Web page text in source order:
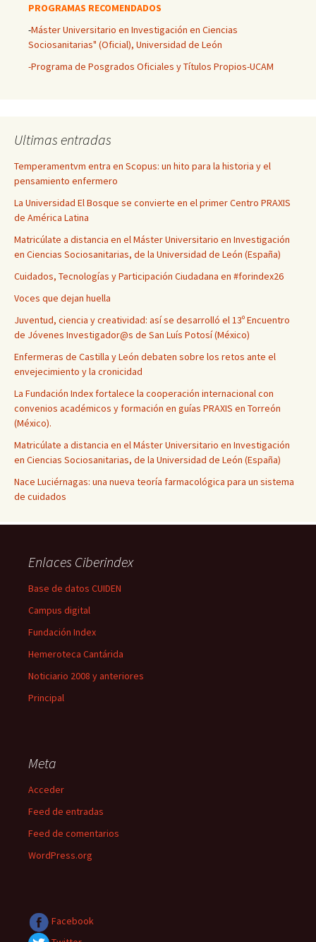
PROGRAMAS RECOMENDADOS
-Máster Universitario en Investigación en Ciencias
Sociosanitarias" (Oficial), Universidad de León
-Programa de Posgrados Oficiales y Títulos Propios-UCAM
Ultimas entradas
Temperamentvm entra en Scopus: un hito para la historia y el
pensamiento enfermero
La Universidad El Bosque se convierte en el primer Centro PRAXIS
de América Latina
Matricúlate a distancia en el Máster Universitario en Investigación
en Ciencias Sociosanitarias, de la Universidad de León (España)
Cuidados, Tecnologías y Participación Ciudadana en #forindex26
Voces que dejan huella
Juventud, ciencia y creatividad: así se desarrolló el 13º Encuentro
de Jóvenes Investigador@s de San Luís Potosí (México)
Enfermeras de Castilla y León debaten sobre los retos ante el
envejecimiento y la cronicidad
La Fundación Index fortalece la cooperación internacional con
convenios académicos y formación en guías PRAXIS en Torreón
(México).
Matricúlate a distancia en el Máster Universitario en Investigación
en Ciencias Sociosanitarias, de la Universidad de León (España)
Nace Luciérnagas: una nueva teoría farmacológica para un sistema
de cuidados
Enlaces Ciberindex
Base de datos CUIDEN
Campus digital
Fundación Index
Hemeroteca Cantárida
Noticiario 2008 y anteriores
Principal
Meta
Acceder
Feed de entradas
Feed de comentarios
WordPress.org
Facebook